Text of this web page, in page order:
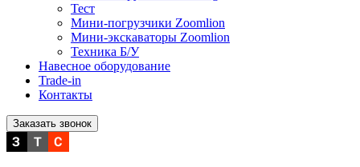
Тест
Мини-погрузчики Zoomlion
Мини-экскаваторы Zoomlion
Техника Б/У
Навесное оборудование
Trade-in
Контакты
Заказать звонок